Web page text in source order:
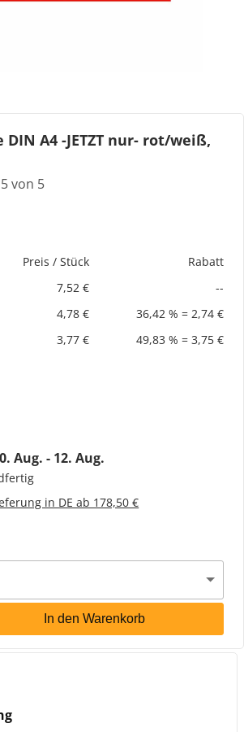
A4 -JETZT nur- rot/weiß,
von 5
Preis / Stück
Rabatt
7,52 €
--
4,78 €
36,42 % = 2,74 €
3,77 € 49,83 % = 3,75 €
Aug. - 12. Aug.
in DE ab 178,50 €
In den Warenkorb